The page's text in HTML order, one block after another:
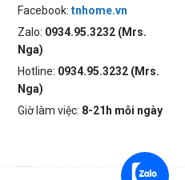
Facebook: tnhome.vn
Zalo: 0934.95.3232 (Mrs.
Nga)
Hotline: 0934.95.3232 (Mrs.
Nga)
Giờ làm việc: 8-21h mỗi ngày